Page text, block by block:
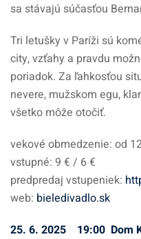
sa stávajú súčasťou
Tri letušky v Paríži sú
city, vzťahy a pravdu
poriadok. Za ľahkosťou
nevere, mužskom egu,
všetko môže otočiť.
vekové obmedzenie: od
vstupné: 9 € / 6 €
predpredaj vstupeniek:
web: bieledivadlo.sk
25. 6. 2025 19:00 Dom